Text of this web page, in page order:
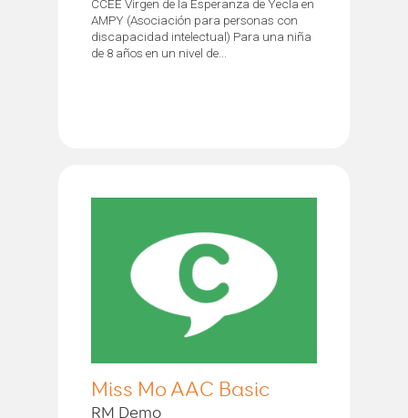
CCEE Virgen de la Esperanza de Yecla en
AMPY (Asociación para personas con
discapacidad intelectual) Para una niña
de 8 años en un nivel de...
Miss Mo AAC Basic
RM Demo